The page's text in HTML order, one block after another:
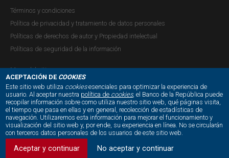
lograr una rápida recuperación de los efectos de la crisis
financiera...
El choque petrolero y sus implicaciones
en la economía colombiana
Publicación |VIERNES, 2 DE OCTUBRE DE 2015
Español: La economía colombiana se ha visto impactada
por la fuerte caída en la cotización internacional del
petróleo, la cual se caracterizó por ser sorpresiva,
acelerada y de magnitud considerable. Según los
ACEPTACIÓN DE COOKIES
Este sitio web utiliza cookiesesenciales para optimizar la experiencia de
usuario. Al aceptar nuestra política de cookies, el Banco de la República puede
recopilar información sobre como utiliza nuestro sitio web, qué páginas visita,
el tiempo que pasa en ellas y en general, recolección de estadísticas de
navegación. Utilizaremos esta información para mejorar el funcionamiento y
visualización del sitio web y, por ende, su experiencia en línea. No se circularán
con terceros datos personales de los usuarios de este sitio web.
Aceptar y continuar No aceptar y continuar
Términos y condiciones
Política de privacidad y tratamiento de datos personales
Políticas de derechos de autor y Propiedad intelectual
Políticas de seguridad de la información
Mapa del sitio
NUESTRAS REDES SOCIALES: